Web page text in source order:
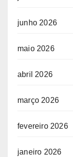
junho 2026
maio 2026
abril 2026
março 2026
fevereiro 2026
janeiro 2026